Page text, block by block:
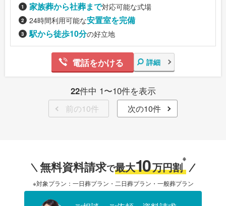
家族葬から社葬まで対応可能な式場
24時間利用可能な安置室を完備
駅から徒歩10分の好立地
電話をかける 詳細
22件中 1〜10件を表示
前の10件 次の10件
無料資料請求で最大10万円割
※
※対象プラン：一日葬プラン・二日葬プラン・一般葬プラン